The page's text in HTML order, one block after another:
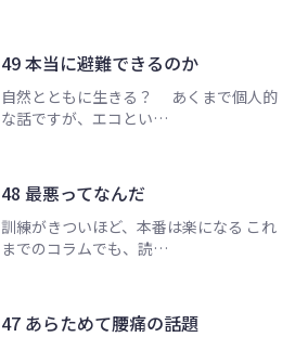
49 本当に避難できるのか
自然とともに生きる？ あくまで個人的
な話ですが、エコとい…
48 最悪ってなんだ
訓練がきついほど、本番は楽になる これ
までのコラムでも、読…
47 あらためて腰痛の話題